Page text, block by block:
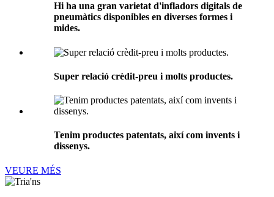
Hi ha una gran varietat d'infladors digitals de
pneumàtics disponibles en diverses formes i
mides.
Super relació crèdit-preu i molts productes.
Tenim productes patentats, així com invents i
dissenys.
VEURE MÉS